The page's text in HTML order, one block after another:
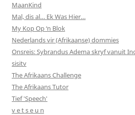
MaanKind
Mal, dis al… Ek Was Hier…
My Kop Op ‘n Blok
Nederlands vir (Afrikaanse) dommies
Onsreis: Sybrandus Adema skryf vanuit
sisitv
The Afrikaans Challenge
The Afrikaans Tutor
Tief 'Speech'
v e t s e u n